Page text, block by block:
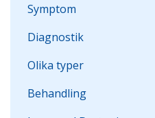
Symptom
Diagnostik
Olika typer
Behandling